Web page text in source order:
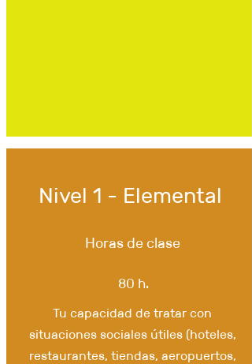
Nivel 1 - Elemental
Horas de clase
80 h.
Tu capacidad de tratar con
situaciones sociales útiles (hoteles,
restaurantes, tiendas, aeropuertos,